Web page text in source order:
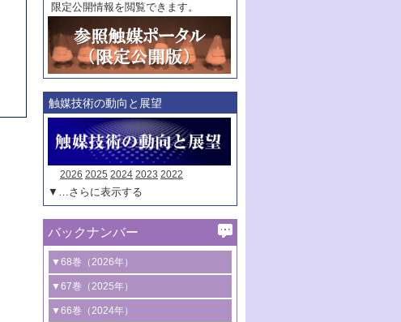
触媒年鑑
年度
記事種別
マーク：
マークあり
限定公開情報を閲覧できます。
触媒技術の動向と展望
2026 2025 2024 2023 2022
▼…さらに表示する
バックナンバー
▼68巻（2026年）
1号 過酸化水素合成に関する研究動向
2号 コンピューター技術により加速する
▼67巻（2025年）
1号 CO
水素化によるグリーン燃料/グリ
▼66巻（2024年）